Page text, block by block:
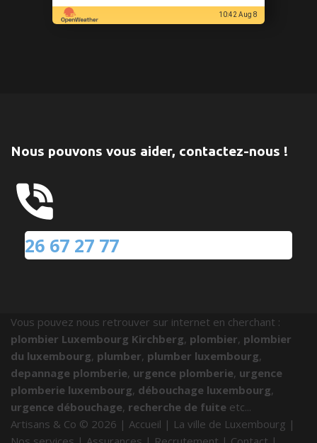
10:42 Aug 8
Nous pouvons vous aider, contactez-nous !
26 67 27 77
Vous pouvez nous retrouver sur internet en cherchant :
plombier Luxembourg Kirchberg, plombier, plombier
du luxembourg, plumber, plumber luxembourg,
depannage plomberie, urgence plomberie, urgence
plomberie luxembourg, débouchage luxembourg,
urgence débouchage, recherche de fuite etc...
Artisans & Co © 2026 | Accueil | La ville de Luxembourg |